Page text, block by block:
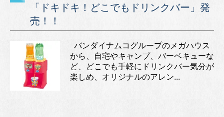
「ドキドキ！どこでもドリンクバー」発
売！！
バンダイナムコグループのメガハウス
から、自宅やキャンプ、バーベキューな
ど、どこでも手軽にドリンクバー気分が
楽しめ、オリジナルのアレン...